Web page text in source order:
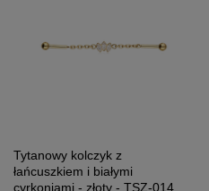
Tytanowy kolczyk z
łańcuszkiem i białymi
cyrkoniami - złoty - TSZ-014